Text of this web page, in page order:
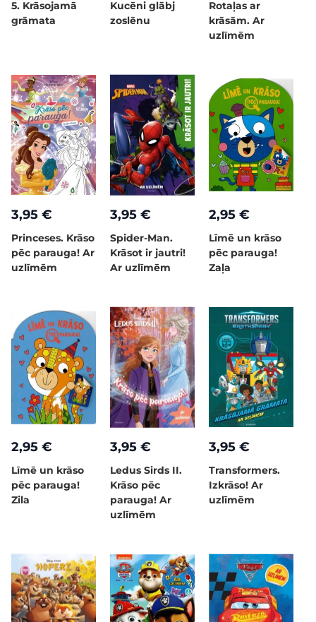
5. Krāsojamā
grāmata
Kucēni glābj
zoslēnu
Rotaļas ar
krāsām. Ar
uzlīmēm
3,95 €
Princeses. Krāso
pēc parauga! Ar
uzlīmēm
3,95 €
Spider-Man.
Krāsot ir jautri!
Ar uzlīmēm
2,95 €
Līmē un krāso
pēc parauga!
Zaļa
2,95 €
Līmē un krāso
pēc parauga!
Zila
3,95 €
Ledus Sirds II.
Krāso pēc
parauga! Ar
uzlīmēm
3,95 €
Transformers.
Izkrāso! Ar
uzlīmēm